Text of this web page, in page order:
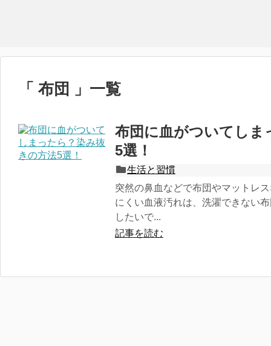
「 布団 」一覧
布団に血がついてしま
5選！
生活と習慣
突然の鼻血などで布団やマットレ
にくい血液汚れは、洗濯できない
したいで...
記事を読む